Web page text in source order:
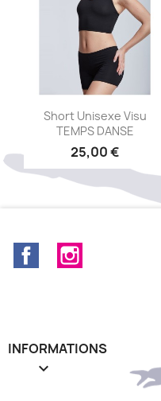
Aperçu rapide
Short Unisexe Visu
TEMPS DANSE
25,00 €
Facebook
INFORMATIONS
